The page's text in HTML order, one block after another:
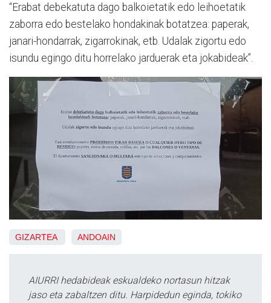
“Erabat debekatuta dago balkoietatik edo leihoetatik
zaborra edo bestelako hondakinak botatzea: paperak,
janari-hondarrak, zigarrokinak, etb. Udalak zigortu edo
isundu egingo ditu horrelako jarduerak eta jokabideak”.
GIZARTEA ANDOAIN
AIURRI hedabideak eskualdeko nortasun hitzak
jaso eta zabaltzen ditu. Harpidedun eginda, tokiko